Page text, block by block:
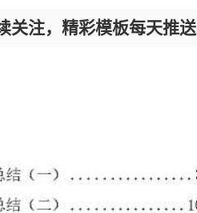
关注，精彩模板每天推送